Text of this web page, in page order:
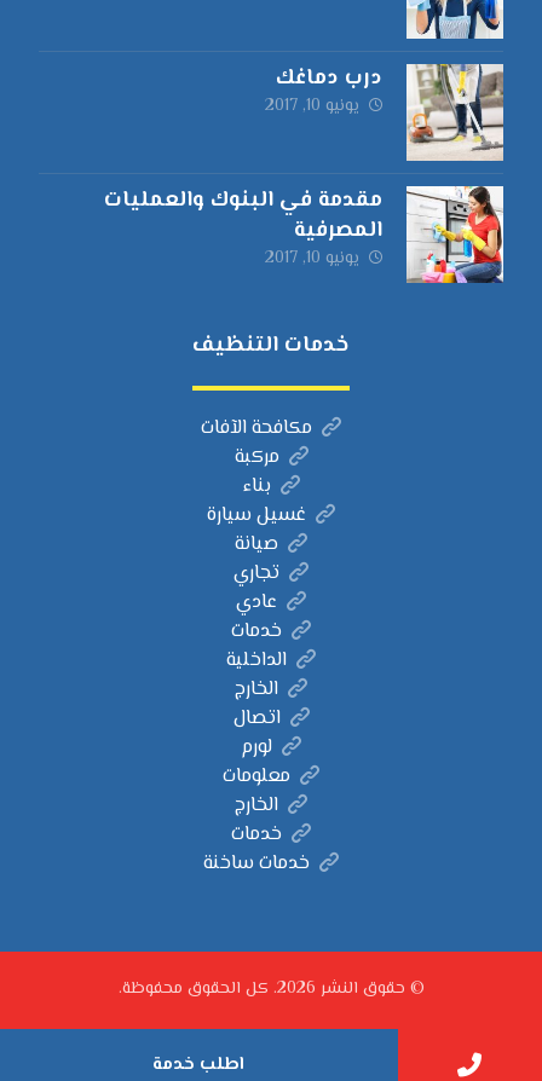
درب دماغك
يونيو 10, 2017
مقدمة في البنوك والعمليات
المصرفية
يونيو 10, 2017
خدمات التنظيف
مكافحة الآفات
مركبة
بناء
غسيل سيارة
صيانة
تجاري
عادي
خدمات
الداخلية
الخارج
اتصال
لورم
معلومات
الخارج
خدمات
خدمات ساخنة
© حقوق النشر 2026. كل الحقوق محفوظة.
اطلب خدمة